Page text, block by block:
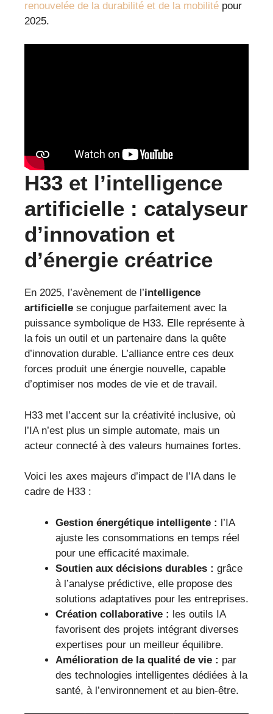
renouvelée de la durabilité et de la mobilité pour
2025.
H33 et l’intelligence
artificielle : catalyseur
d’innovation et
d’énergie créatrice
En 2025, l’avènement de l’intelligence
artificielle se conjugue parfaitement avec la
puissance symbolique de H33. Elle représente à
la fois un outil et un partenaire dans la quête
d’innovation durable. L’alliance entre ces deux
forces produit une énergie nouvelle, capable
d’optimiser nos modes de vie et de travail.
H33 met l’accent sur la créativité inclusive, où
l’IA n’est plus un simple automate, mais un
acteur connecté à des valeurs humaines fortes.
Voici les axes majeurs d’impact de l’IA dans le
cadre de H33 :
Gestion énergétique intelligente : l’IA
ajuste les consommations en temps réel
pour une efficacité maximale.
Soutien aux décisions durables : grâce
à l’analyse prédictive, elle propose des
solutions adaptatives pour les entreprises.
Création collaborative : les outils IA
favorisent des projets intégrant diverses
expertises pour un meilleur équilibre.
Amélioration de la qualité de vie : par
des technologies intelligentes dédiées à la
santé, à l’environnement et au bien-être.